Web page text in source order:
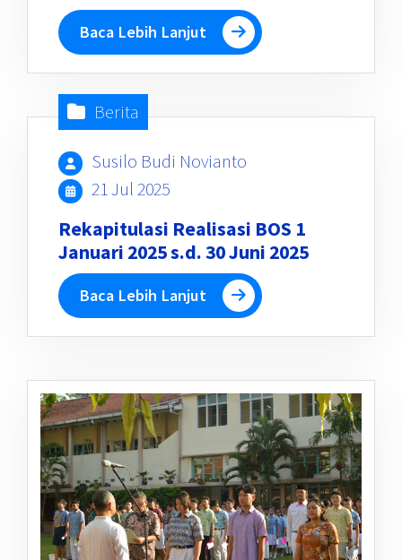
Baca Lebih Lanjut
Berita
Susilo Budi Novianto
21 Jul 2025
Rekapitulasi Realisasi BOS 1
Januari 2025 s.d. 30 Juni 2025
Baca Lebih Lanjut